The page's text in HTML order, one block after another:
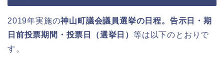
2019年実施の神山町議会議員選挙の日程。告示日・期
日前投票期間・投票日（選挙日）等は以下のとおりで
す。